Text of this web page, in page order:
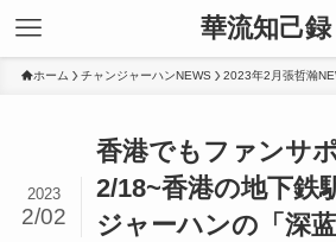
華流知己録
ホーム チャンジャーハンNEWS 2023年2月張哲瀚
香港でもファンサ
2/18~香港の地下鉄
ジャーハンの「深
2023
2/02